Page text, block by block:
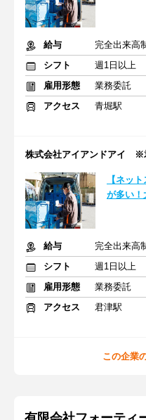
給与
完全出来高
シフト
週1日以上
雇用形態
業務委託
アクセス
青堀駅
株式会社アイアンドアイ ※
【ネッ
が多い
給与
完全出来高
シフト
週1日以上
雇用形態
業務委託
アクセス
君津駅
この企業